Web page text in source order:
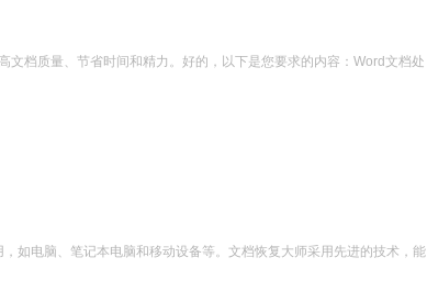
档质量、节省时间和精力。好的，以下是您要求的内容：Word文档处
如电脑、笔记本电脑和移动设备等。文档恢复大师采用先进的技术，能